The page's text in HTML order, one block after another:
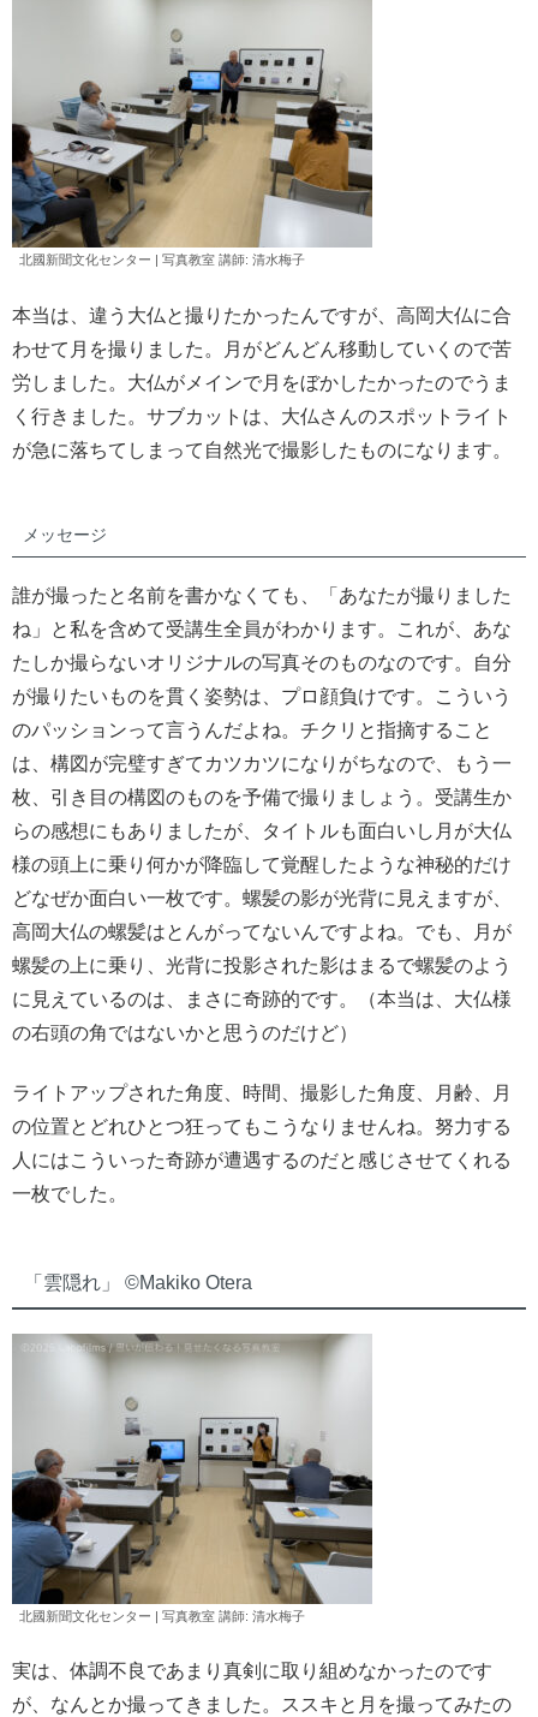
北國新聞文化センター | 写真教室 講師: 清水梅子
本当は、違う大仏と撮りたかったんですが、高岡大仏に合
わせて月を撮りました。月がどんどん移動していくので苦
労しました。大仏がメインで月をぼかしたかったのでうま
く行きました。サブカットは、大仏さんのスポットライト
が急に落ちてしまって自然光で撮影したものになります。
メッセージ
誰が撮ったと名前を書かなくても、「あなたが撮りました
ね」と私を含めて受講生全員がわかります。これが、あな
たしか撮らないオリジナルの写真そのものなのです。自分
が撮りたいものを貫く姿勢は、プロ顔負けです。こういう
のパッションって言うんだよね。チクリと指摘すること
は、構図が完璧すぎてカツカツになりがちなので、もう一
枚、引き目の構図のものを予備で撮りましょう。受講生か
らの感想にもありましたが、タイトルも面白いし月が大仏
様の頭上に乗り何かが降臨して覚醒したような神秘的だけ
どなぜか面白い一枚です。螺髪の影が光背に見えますが、
高岡大仏の螺髪はとんがってないんですよね。でも、月が
螺髪の上に乗り、光背に投影された影はまるで螺髪のよう
に見えているのは、まさに奇跡的です。（本当は、大仏様
の右頭の角ではないかと思うのだけど）
ライトアップされた角度、時間、撮影した角度、月齢、月
の位置とどれひとつ狂ってもこうなりませんね。努力する
人にはこういった奇跡が遭遇するのだと感じさせてくれる
一枚でした。
「雲隠れ」 ©︎Makiko Otera
北國新聞文化センター | 写真教室 講師: 清水梅子
実は、体調不良であまり真剣に取り組めなかったのです
が、なんとか撮ってきました。ススキと月を撮ってみたの